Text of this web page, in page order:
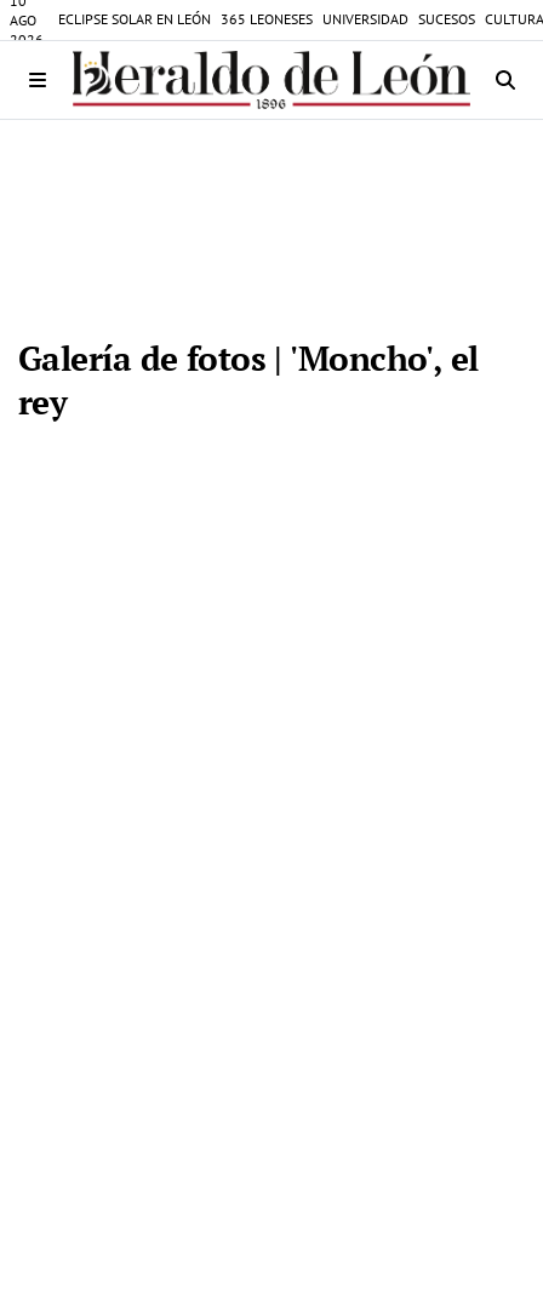
AGO
2026
ECLIPSE SOLAR EN LEÓN 365 LEONESES UNIVERSIDAD SUCESOS
Galería de fotos | 'Moncho', el
rey